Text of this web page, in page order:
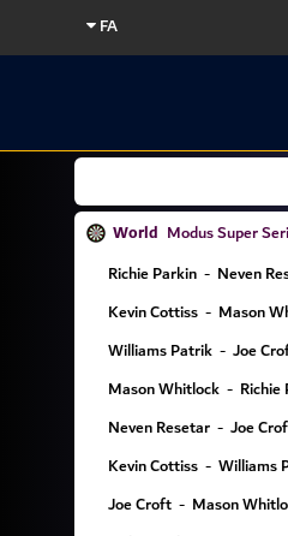
FA
World Modus Super
Richie Parkin - Neven
Kevin Cottiss - Mason
Williams Patrik - Joe
Mason Whitlock - Richie
Neven Resetar - Joe
Kevin Cottiss - Williams
Joe Croft - Mason